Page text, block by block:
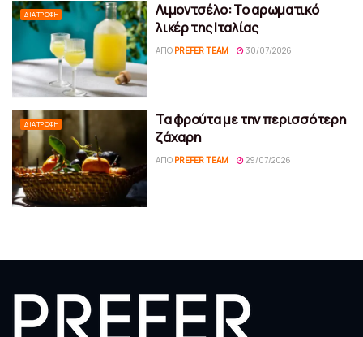
ΔΙΑΤΡΟΦΉ
Λιμοντσέλο: Το αρωματικό
λικέρ της Ιταλίας
ΑΠΌ PREFER TEAM 30/07/2026
ΔΙΑΤΡΟΦΉ
Τα φρούτα με την περισσότερη
ζάχαρη
ΑΠΌ PREFER TEAM 29/07/2026